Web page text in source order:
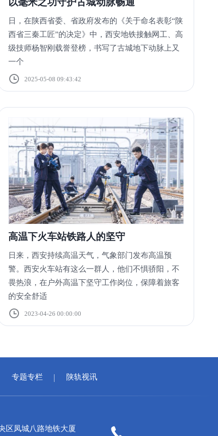
日，在陕西省委、省政府发布的《关于命名表彰“陕
西省三秦工匠”的决定》中，西安地铁接触网工、高
级技师杨智刚载誉登榜，书写了古城地下动脉上又
一个
2025-05-08 09:43:42
高温下火车站铁路人的坚守
日来，西安持续高温天气，气象部门发布高温预
警。西安火车站有这么一群人，他们不惧骄阳，不
畏热浪，在户外高温下坚守工作岗位，保障着旅客
的安全舒适
2023-04-26 00:00:00
专题专栏 陕轨视讯
区凤城八路地铁大厦